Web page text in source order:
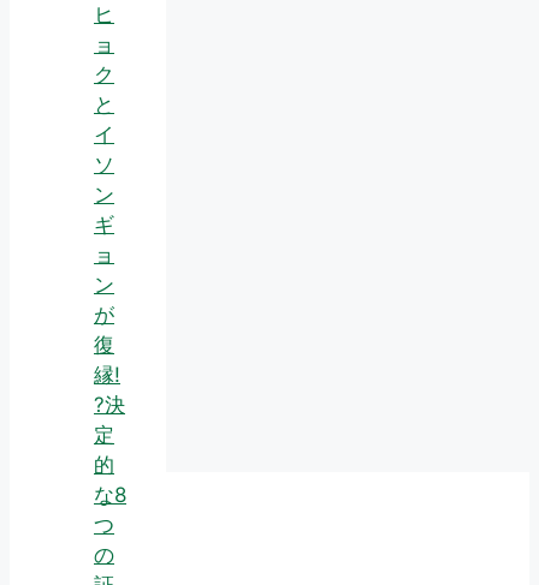
ヒ
ョ
ク
と
イ
ソ
ン
ギ
ョ
ン
が
復
縁!
?決
定
的
な8
つ
の
About